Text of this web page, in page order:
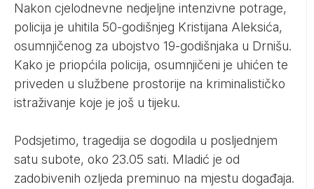
Nakon cjelodnevne nedjeljne intenzivne potrage,
policija je uhitila 50-godišnjeg Kristijana Aleksića,
osumnjičenog za ubojstvo 19-godišnjaka u Drnišu.
Kako je priopćila policija, osumnjičeni je uhićen te
priveden u službene prostorije na kriminalističko
istraživanje koje je još u tijeku.
Podsjetimo, tragedija se dogodila u posljednjem
satu subote, oko 23.05 sati. Mladić je od
zadobivenih ozljeda preminuo na mjestu događaja.